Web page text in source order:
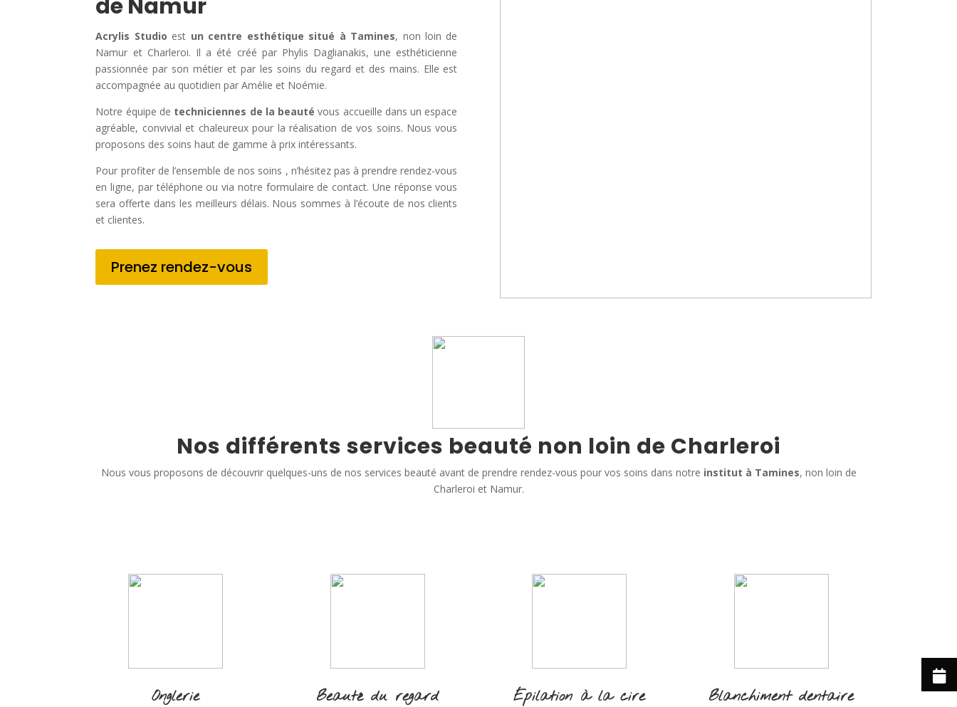
de Namur
Acrylis Studio est un centre esthétique situé à Tamines, non loin de
Namur et Charleroi. Il a été créé par Phylis Daglianakis, une esthéticienne
passionnée par son métier et par les soins du regard et des mains. Elle est
accompagnée au quotidien par Amélie et Noémie.
Notre équipe de techniciennes de la beauté vous accueille dans un espace
agréable, convivial et chaleureux pour la réalisation de vos soins. Nous vous
proposons des soins haut de gamme à prix intéressants.
Pour profiter de l’ensemble de nos soins , n’hésitez pas à prendre rendez-vous
en ligne, par téléphone ou via notre formulaire de contact. Une réponse vous
sera offerte dans les meilleurs délais. Nous sommes à l’écoute de nos clients
et clientes.
Prenez rendez-vous
Nos différents services beauté non loin de Charleroi
Nous vous proposons de découvrir quelques-uns de nos services beauté avant de prendre rendez-vous pour vos soins dans notre institut à Tamines, non loin de
Charleroi et Namur.
Onglerie Beauté du regard Épilation à la cire Blanchiment dentaire